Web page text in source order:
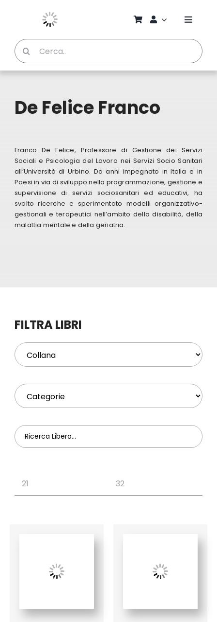
Toggle
Chi
Riviste
Cerca
per:
De Felice Franco
Franco De Felice, Professore di Gestione dei Servizi
Sociali e Psicologia del Lavoro nei Servizi Socio Sanitari
all’Università di Urbino. Da anni impegnato in Italia e in
Paesi in via di sviluppo nella programmazione, gestione e
supervisione di servizi sociosanitari ed educativi, ha
svolto ricerche e sperimentato modelli organizzativo-
gestionali e terapeutici nell’ambito della disabilità, della
malattia mentale e della geriatria.
FILTRA LIBRI